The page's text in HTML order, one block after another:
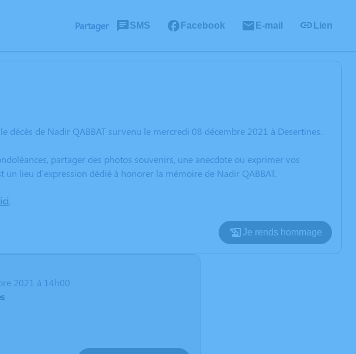
Partager SMS Facebook E-mail Lien
décès de Nadir QABBAT survenu le mercredi 08 décembre 2021 à Desertines.
partager des photos souvenirs, une anecdote ou exprimer vos
un lieu d'expression dédié à honorer la mémoire de Nadir QABBAT.
.
Je rends hommage
2021 à 14h00